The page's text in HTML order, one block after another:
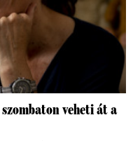
veheti át a